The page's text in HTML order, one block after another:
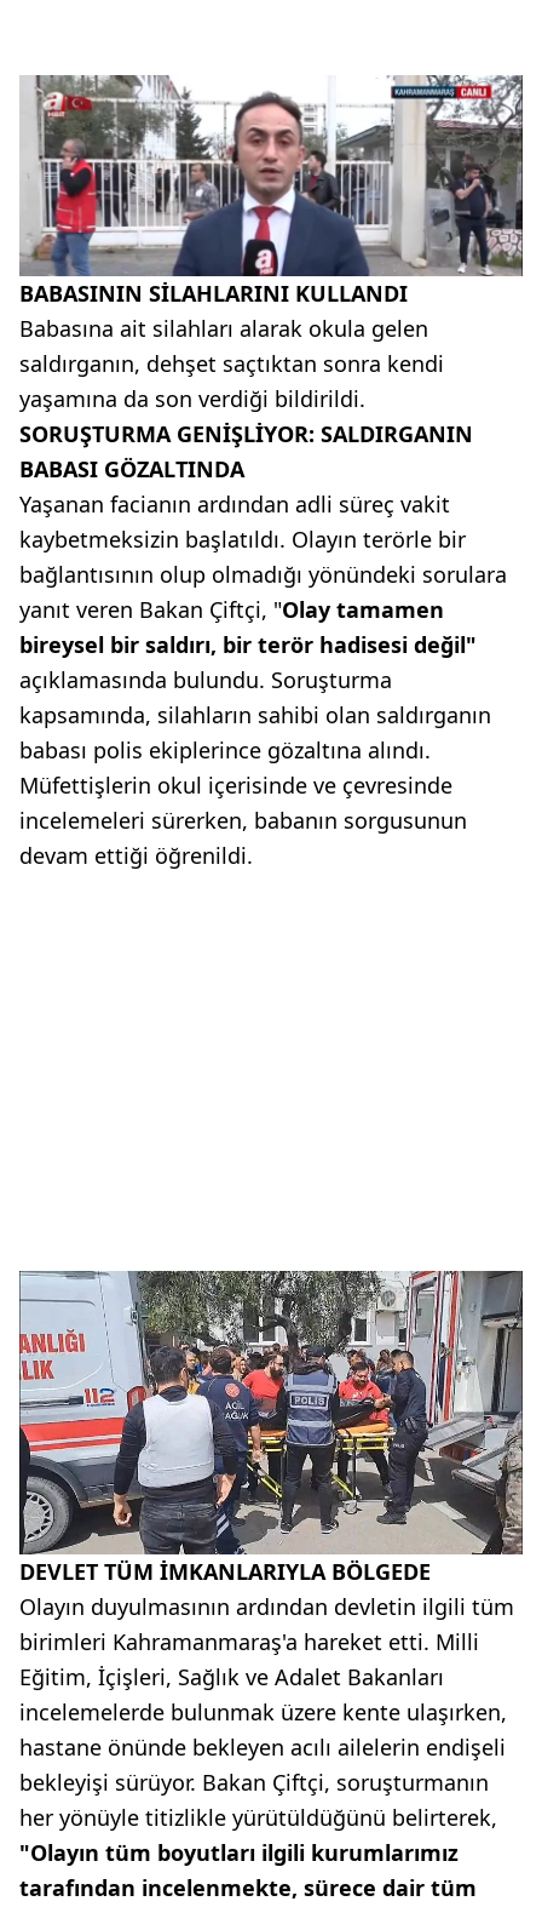
BABASININ SİLAHLARINI KULLANDI
Babasına ait silahları alarak okula gelen
saldırganın, dehşet saçtıktan sonra kendi
yaşamına da son verdiği bildirildi.
SORUŞTURMA GENİŞLİYOR: SALDIRGANIN
BABASI GÖZALTINDA
Yaşanan facianın ardından adli süreç vakit
kaybetmeksizin başlatıldı. Olayın terörle bir
bağlantısının olup olmadığı yönündeki sorulara
yanıt veren Bakan Çiftçi, "Olay tamamen
bireysel bir saldırı, bir terör hadisesi değil"
açıklamasında bulundu. Soruşturma
kapsamında, silahların sahibi olan saldırganın
babası polis ekiplerince gözaltına alındı.
Müfettişlerin okul içerisinde ve çevresinde
incelemeleri sürerken, babanın sorgusunun
devam ettiği öğrenildi.
DEVLET TÜM İMKANLARIYLA BÖLGEDE
Olayın duyulmasının ardından devletin ilgili tüm
birimleri Kahramanmaraş'a hareket etti. Milli
Eğitim, İçişleri, Sağlık ve Adalet Bakanları
incelemelerde bulunmak üzere kente ulaşırken,
hastane önünde bekleyen acılı ailelerin endişeli
bekleyişi sürüyor. Bakan Çiftçi, soruşturmanın
her yönüyle titizlikle yürütüldüğünü belirterek,
"Olayın tüm boyutları ilgili kurumlarımız
tarafından incelenmekte, sürece dair tüm